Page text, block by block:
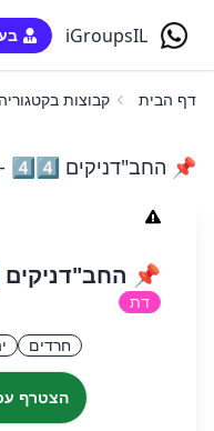
iGroupsIL
דף הבית קבוצות
📌 החב"דניקים 4️⃣4️⃣ - דף קבוצה
📌 החב"דניקים 4️⃣4️⃣
דת
חרדים
הצטרף